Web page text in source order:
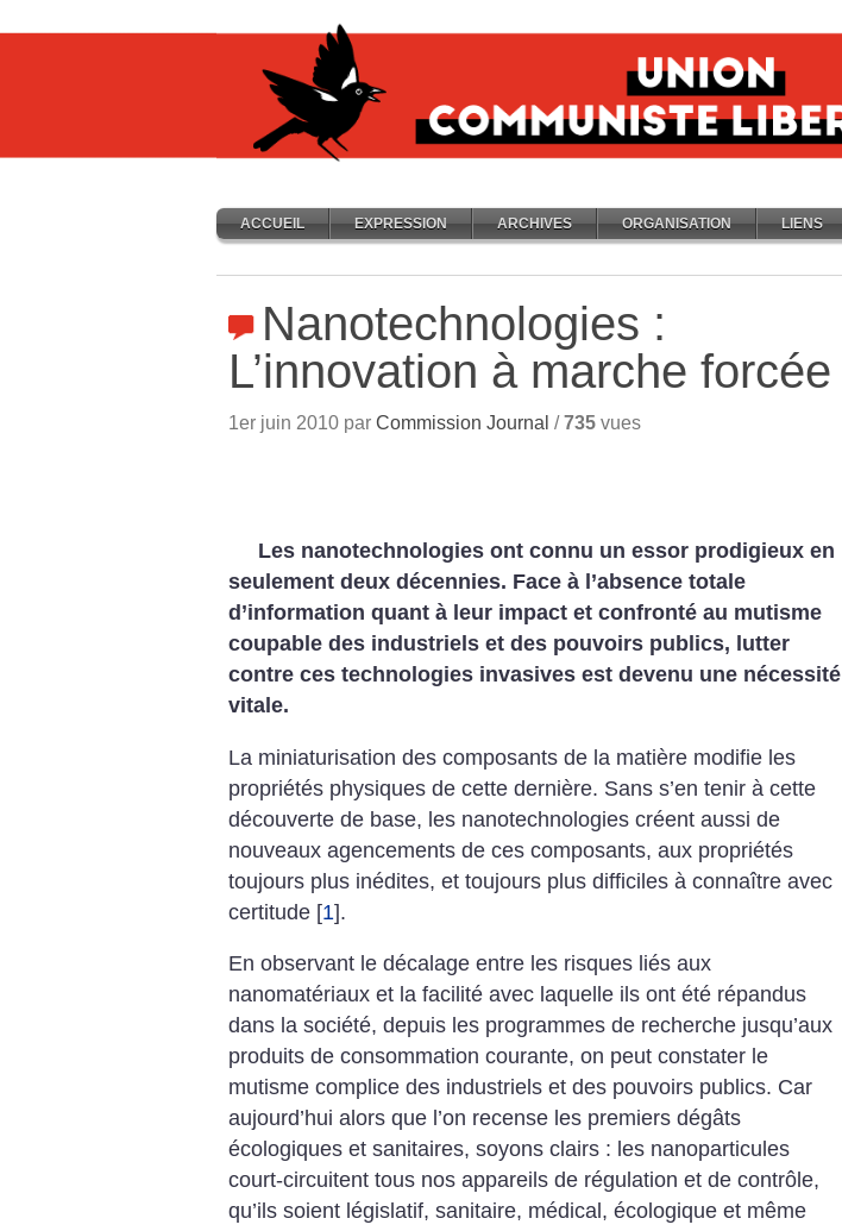
ACCUEIL EXPRESSION ARCHIVES ORGANISATION LIENS
Nanotechnologies :
L’innovation à marche forcée
1er juin 2010 par Commission Journal /735 vues
Les nanotechnologies ont connu un essor prodigieux en
seulement deux décennies. Face à l’absence totale
d’information quant à leur impact et confronté au mutisme
coupable des industriels et des pouvoirs publics, lutter
contre ces technologies invasives est devenu une nécessité
vitale.
La miniaturisation des composants de la matière modifie les
propriétés physiques de cette dernière. Sans s’en tenir à cette
découverte de base, les nanotechnologies créent aussi de
nouveaux agencements de ces composants, aux propriétés
toujours plus inédites, et toujours plus difficiles à connaître avec
certitude [1].
En observant le décalage entre les risques liés aux
nanomatériaux et la facilité avec laquelle ils ont été répandus
dans la société, depuis les programmes de recherche jusqu’aux
produits de consommation courante, on peut constater le
mutisme complice des industriels et des pouvoirs publics. Car
aujourd’hui alors que l’on recense les premiers dégâts
écologiques et sanitaires, soyons clairs : les nanoparticules
court-circuitent tous nos appareils de régulation et de contrôle,
qu’ils soient législatif, sanitaire, médical, écologique et même